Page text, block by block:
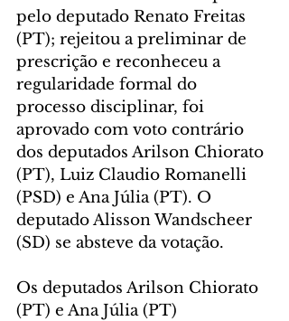
pelo deputado Renato Freitas
(PT); rejeitou a preliminar de
prescrição e reconheceu a
regularidade formal do
processo disciplinar, foi
aprovado com voto contrário
dos deputados Arilson Chiorato
(PT), Luiz Claudio Romanelli
(PSD) e Ana Júlia (PT). O
deputado Alisson Wandscheer
(SD) se absteve da votação.
Os deputados Arilson Chiorato
(PT) e Ana Júlia (PT)